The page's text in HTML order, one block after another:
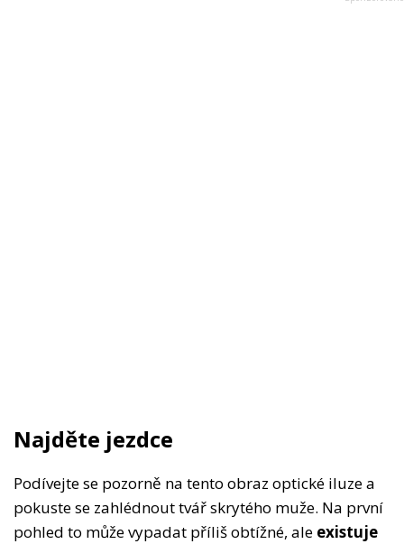
Najděte jezdce
Podívejte se pozorně na tento obraz optické iluze a
pokuste se zahlédnout tvář skrytého muže. Na první
pohled to může vypadat příliš obtížné, ale existuje